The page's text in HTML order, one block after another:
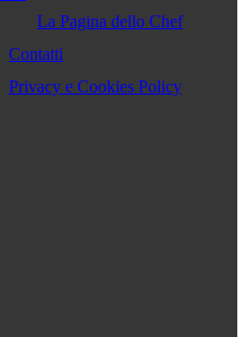
La Pagina dello Chef
Contatti
Privacy e Cookies Policy